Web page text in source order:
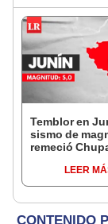
Temblor en
sismo de
remeció
LEER